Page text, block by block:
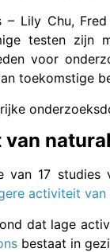
– Lily Chu,
testen zijn
voor
toekomstige
van 17
activiteit
dat lage
bestaat in